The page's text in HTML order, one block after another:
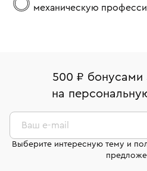
механическую
500 ₽ бонусами
на
Ваш e-mail
Выберите интересную тему и